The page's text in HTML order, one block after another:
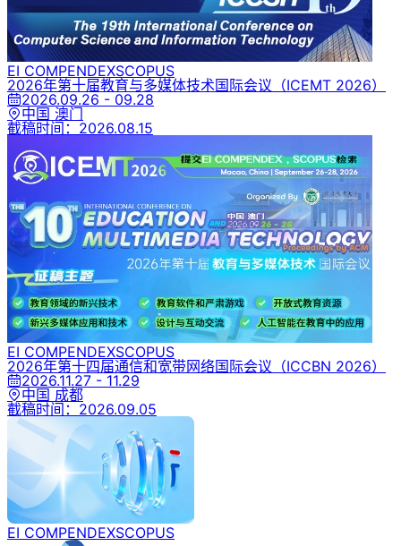
EI COMPENDEXSCOPUS
2026年第十届教育与多媒体技术国际会议 （ICEMT 2026）
2026.09.26 - 09.28
中国 澳门
截稿时间： 2026.08.15
EI COMPENDEXSCOPUS
2026年第十四届通信和宽带网络国际会议 （ICCBN 2026）
2026.11.27 - 11.29
中国 成都
截稿时间： 2026.09.05
EI COMPENDEXSCOPUS